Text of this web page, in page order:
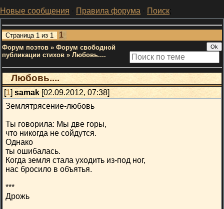
Новые сообщения · Правила форума · Поиск;
Страница 1 из 1 1
Форум поэтов » Форум свободной
публикации стихов » Любовь....
Любовь....
[1] samak [02.09.2012, 07:38]
Землятрясение-любовь
Ты говорила: Мы две горы,
что никогда не сойдутся.
Однако
ты ошибалась.
Когда земля стала уходить из-под ног,
нас бросило в объятья.
***
Дрожь